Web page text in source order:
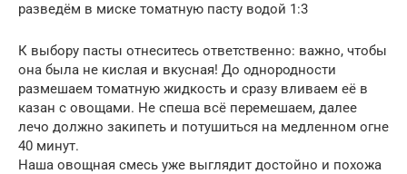
разведём в миске томатную пасту водой 1:3
К выбору пасты отнеситесь ответственно: важно, чтобы
она была не кислая и вкусная! До однородности
размешаем томатную жидкость и сразу вливаем её в
казан с овощами. Не спеша всё перемешаем, далее
лечо должно закипеть и потушиться на медленном огне
40 минут.
Наша овощная смесь уже выглядит достойно и похожа